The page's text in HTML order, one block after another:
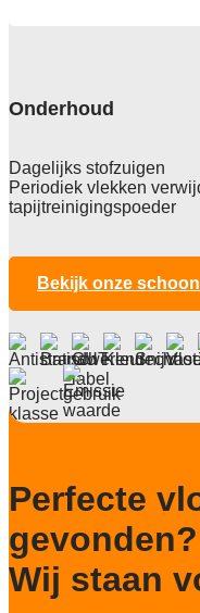
100% Polyamide,
Poolgewicht
650 gr/m2
Poolhoogte
Totale hoogte
Anti statisch
ja, , 2kv
Deling
1/10"
231280 noppen/m2
4000 gr/m2
Lichtechtheid NF
5-6/8
Onderhoud
Dagelijks stofzuigen
Periodiek vlekken
tapijtreinigingspoeder
Bekijk onze
Perfecte
gevonden?
Wij staan